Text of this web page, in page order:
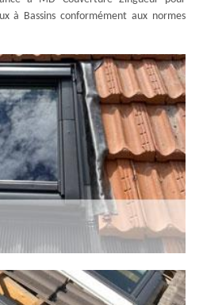
à Bassins conformément aux normes